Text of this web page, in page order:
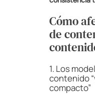
Cómo
de
1. Los
contenido
compacto”